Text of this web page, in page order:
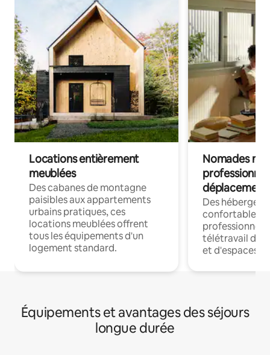
Locations entièrement
meublées
Des cabanes de montagne
paisibles aux appartements
urbains pratiques, ces
locations meublées offrent
tous les équipements d'un
logement standard.
Nomades
déplacement
Des
confortables
professionnels
télétravail
et d'espaces
Équipements et avantages des séjours
longue durée